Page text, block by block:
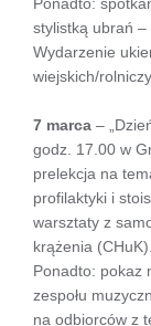
stylistką ubrań –
Wydarzenie
wiejskich/
7 marca –
godz. 17.00 w
prelekcja na
profilaktyki i
warsztaty z
krążenia (CHuK).
Ponadto: pokaz
zespołu
na odbiorców z